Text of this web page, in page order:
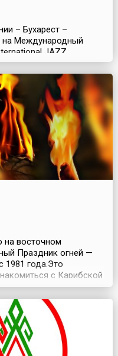
– Бухарест –
на Международный
JAZZ
течение недели, в
EUROPAfest,
карточкой
что делает его
он посвящён четырем
на восточном
Праздник огней —
1981 года.Это
с Карибской
на улицах Сантьяго-
желание)
де-Куба —
и все хорошие